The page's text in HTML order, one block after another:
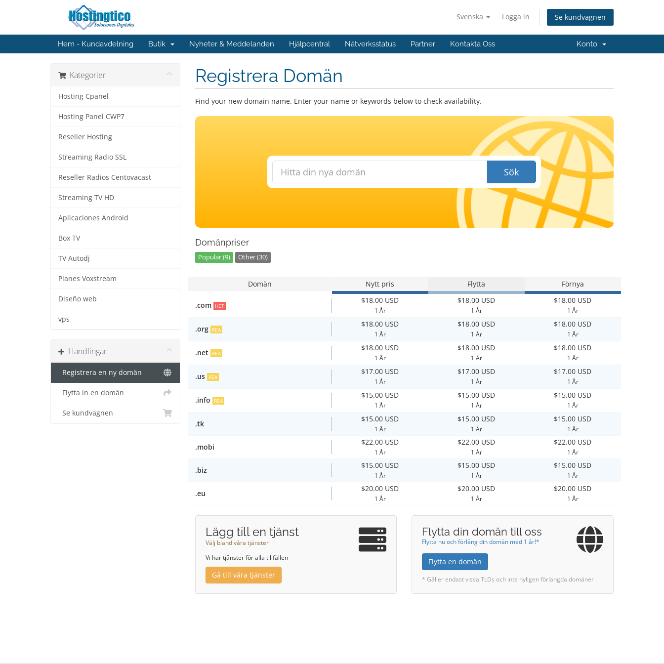
Svenska Logga in Se kundvagnen
Hem - Kundavdelning Butik Nyheter & Meddelanden Hjälpcentral Nätverksstatus Partner Kontakta Oss Konto
Kategorier
Hosting Cpanel
Hosting Panel CWP7
Reseller Hosting
Streaming Radio SSL
Reseller Radios Centovacast
Streaming TV HD
Aplicaciones Android
Box TV
TV Autodj
Planes Voxstream
Diseño web
vps
Handlingar
Registrera en ny domän
Flytta in en domän
Se kundvagnen
Registrera Domän
Find your new domain name. Enter your name or keywords below to check availability.
Sök
Domänpriser
Popular (9) Other (30)
Domän Nytt pris Flytta Förnya
.com HET
$18.00 USD
1 År
$18.00 USD
1 År
$18.00 USD
1 År
.org REA
$18.00 USD
1 År
$18.00 USD
1 År
$18.00 USD
1 År
.net REA
$18.00 USD
1 År
$18.00 USD
1 År
$18.00 USD
1 År
.us REA
$17.00 USD
1 År
$17.00 USD
1 År
$17.00 USD
1 År
.info REA
$15.00 USD
1 År
$15.00 USD
1 År
$15.00 USD
1 År
.tk
$15.00 USD
1 År
$15.00 USD
1 År
$15.00 USD
1 År
.mobi
$22.00 USD
1 År
$22.00 USD
1 År
$22.00 USD
1 År
.biz
$15.00 USD
1 År
$15.00 USD
1 År
$15.00 USD
1 År
.eu
$20.00 USD
1 År
$20.00 USD
1 År
$20.00 USD
1 År
Lägg till en tjänst
Välj bland våra tjänster
Vi har tjänster för alla tillfällen
Gå till våra tjänster
Flytta din domän till oss
Flytta nu och förläng din domän med 1 år!*
Flytta en domän
* Gäller endast vissa TLDs och inte nyligen förlängda domäner